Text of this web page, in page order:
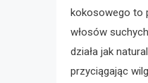
kokosowego to
włosów
działa jak
przyciągając